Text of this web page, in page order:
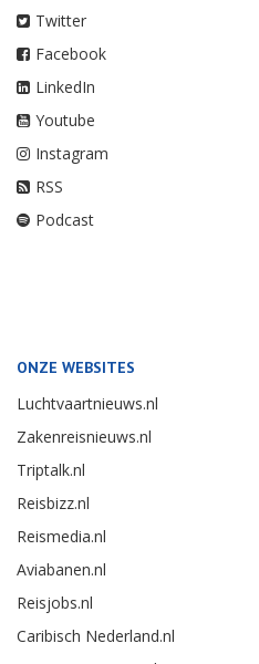
Twitter
Facebook
LinkedIn
Youtube
Instagram
RSS
Podcast
ONZE WEBSITES
Luchtvaartnieuws.nl
Zakenreisnieuws.nl
Triptalk.nl
Reisbizz.nl
Reismedia.nl
Aviabanen.nl
Reisjobs.nl
Caribisch Nederland.nl